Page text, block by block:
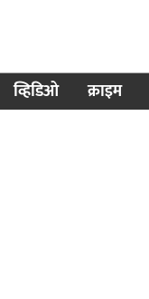
व्हिडिओ क्राइम